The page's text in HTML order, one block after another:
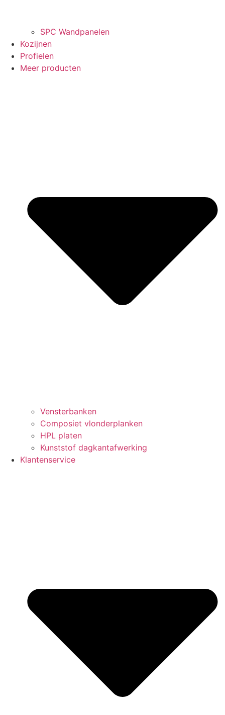
SPC Wandpanelen
Kozijnen
Profielen
Meer producten
Vensterbanken
Composiet vlonderplanken
HPL platen
Kunststof dagkantafwerking
Klantenservice